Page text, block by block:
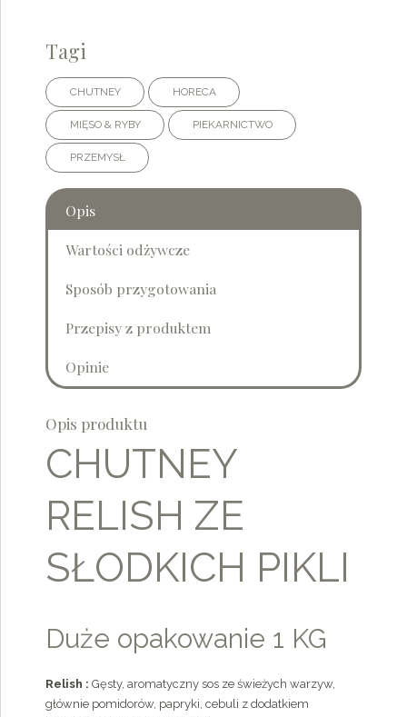
Tagi
CHUTNEY HORECA
MIĘSO & RYBY PIEKARNICTWO
PRZEMYSŁ
Opis
Wartości odżywcze
Sposób przygotowania
Przepisy z produktem
Opinie
Opis produktu
CHUTNEY
RELISH ZE
SŁODKICH PIKLI
Duże opakowanie 1 KG
Relish : Gęsty, aromatyczny sos ze świeżych warzyw,
głównie pomidorów, papryki, cebuli z dodatkiem